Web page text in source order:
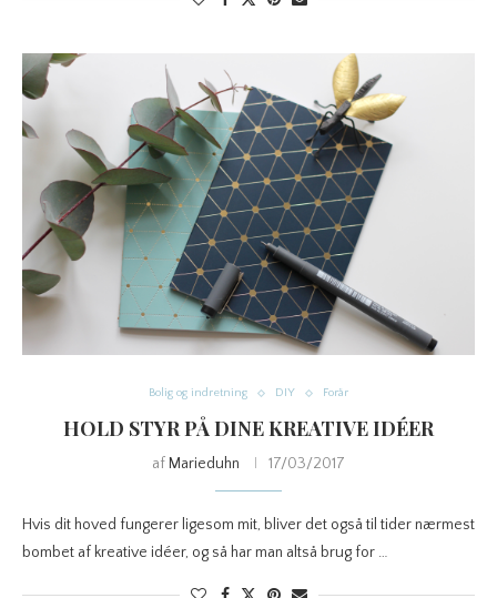
Bolig og indretning DIY Forår
HOLD STYR PÅ DINE KREATIVE IDÉER
af Marieduhn 17/03/2017
Hvis dit hoved fungerer ligesom mit, bliver det også til tider nærmest
bombet af kreative idéer, og så har man altså brug for …